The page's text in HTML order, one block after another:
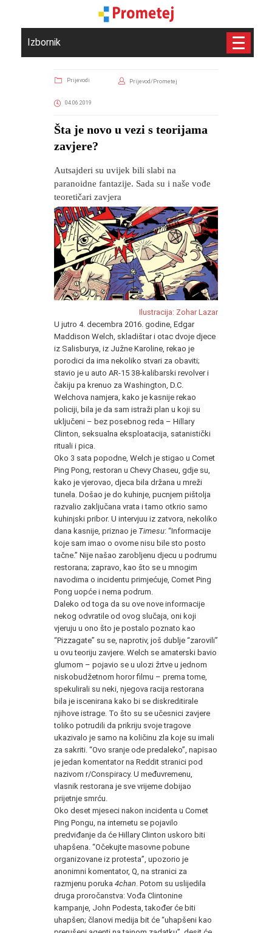
Izbornik
Prijevodi Prijevod/Prometej
04.06.2019
Šta je novo u vezi s teorijama
zavjere?
Autsajderi su uvijek bili slabi na
paranoidne fantazije. Sada su i naše vođe
teoretičari zavjera
Ilustracija: Zohar Lazar
U jutro 4. decembra 2016. godine, Edgar
Maddison Welch, skladištar i otac dvoje djece
iz Salisburya, iz Južne Karoline, rekao je
porodici da ima nekoliko stvari za obaviti;
stavio je u auto AR-15 38-kalibarski revolver i
čakiju pa krenuo za Washington, D.C.
Welchova namjera, kako je kasnije rekao
policiji, bila je da sam istraži plan u koji su
uključeni – bez posebnog reda – Hillary
Clinton, seksualna eksploatacija, satanistički
rituali i pica.
Oko 3 sata popodne, Welch je stigao u Comet
Ping Pong, restoran u Chevy Chaseu, gdje su,
kako je vjerovao, djeca bila držana u mreži
tunela. Došao je do kuhinje, pucnjem pištolja
razvalio zaključana vrata i tamo otkrio samo
kuhinjski pribor. U intervjuu iz zatvora, nekoliko
dana kasnije, priznao je Timesu: “Informacije
koje sam imao o ovome nisu bile sto posto
tačne.” Nije našao zarobljenu djecu u podrumu
restorana; zapravo, kao što se u mnogim
navodima o incidentu primjećuje, Comet Ping
Pong uopće i nema podrum.
Daleko od toga da su ove nove informacije
nekog odvratile od ovog slučaja, oni koji
vjeruju u ono što je postalo poznato kao
“Pizzagate” su se, naprotiv, još dublje “zarovili”
u ovu teoriju zavjere. Welch se amaterski bavio
glumom – pojavio se u ulozi žrtve u jednom
niskobudžetnom horor filmu – prema tome,
spekulirali su neki, njegova racija restorana
bila je iscenirana kako bi se diskreditirale
njihove istrage. To što su se učesnici zavjere
toliko potrudili da prikriju svoje tragove
ukazivalo je samo na količinu zla koje su imali
za sakriti. “Ovo sranje ode predaleko”, napisao
je jedan komentator na Reddit stranici pod
nazivom r/Conspiracy. U međuvremenu,
vlasnik restorana je sve vrijeme dobijao
prijetnje smrću.
Oko deset mjeseci nakon incidenta u Comet
Ping Pongu, na internetu se pojavilo
predviđanje da će Hillary Clinton uskoro biti
uhapšena. “Očekujte masovne pobune
organizovane iz protesta”, upozorio je
anonimni komentator, Q, na stranici za
razmjenu poruka 4chan . Potom su uslijedila
druga proročanstva: Vođa Clintonine
kampanje, John Podesta, također će biti
uhapšen; članovi medija bit će “uhapšeni kao